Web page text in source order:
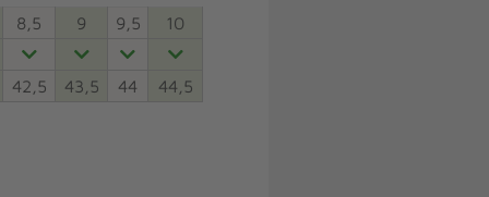
8,5 9 9,5 10
42,5 43,5 44 44,5